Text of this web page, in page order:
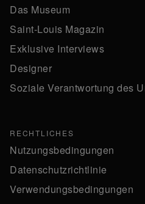
Das Museum
Saint-Louis Magazin
Exklusive Interviews
Designer
Soziale Verantwortung des
RECHTLICHES
Nutzungsbedingungen
Datenschutzrichtlinie
Verwendungsbedingungen